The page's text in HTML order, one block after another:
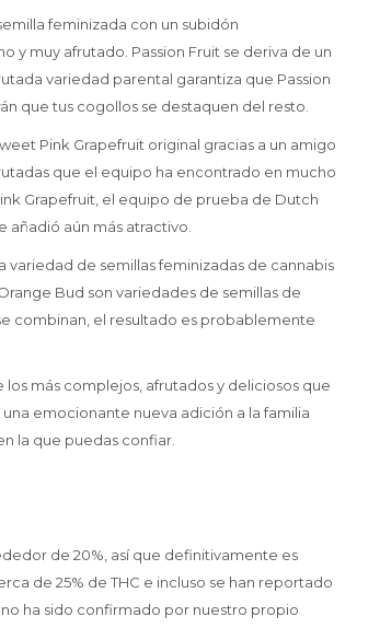
feminizada con un subidón
y muy afrutado. Passion Fruit se deriva de un
variedad parental garantiza que Passion
que tus cogollos se destaquen del resto.
Pink Grapefruit original gracias a un amigo
que el equipo ha encontrado en mucho
Grapefruit, el equipo de prueba de Dutch
añadió aún más atractivo.
de semillas feminizadas de cannabis
Bud son variedades de semillas de
combinan, el resultado es probablemente
más complejos, afrutados y deliciosos que
emocionante nueva adición a la familia
la que puedas confiar.
de 20%, así que definitivamente es
de 25% de THC e incluso se han reportado
ha sido confirmado por nuestro propio